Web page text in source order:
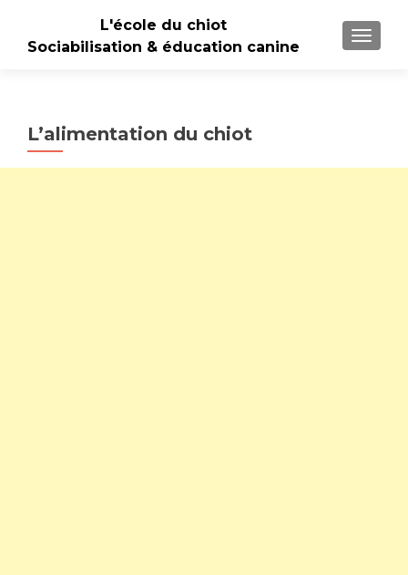
L'école du chiot
Sociabilisation & éducation canine
L’alimentation du chiot